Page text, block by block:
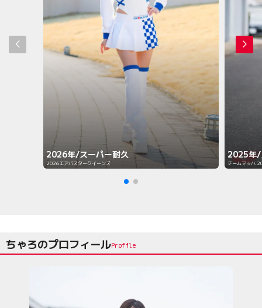
2026年/スーパー耐久
2026エアバスタークイーンズ
2025年/
チームマッハ
ちゃろのプロフィール